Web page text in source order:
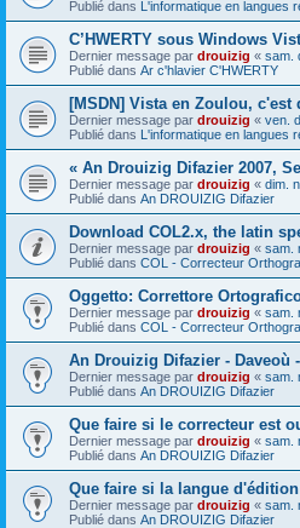
Publié dans L'informatique en langues
C’HWERTY sous Windows
Dernier message par drouizig « sam.
Publié dans Ar c'hlavier C'HWERTY
[MSDN] Vista en Zoulou, c'est
Dernier message par drouizig « ven.
Publié dans L'informatique en langues
« An Drouizig Difazier 2007,
Dernier message par drouizig « dim.
Publié dans An DROUIZIG Difazier
Download COL2.x, the latin
Dernier message par drouizig « sam.
Publié dans COL - Correcteur
Oggetto: Correttore
Dernier message par drouizig « sam.
Publié dans COL - Correcteur
An Drouizig Difazier - Daveoù
Dernier message par drouizig « sam.
Publié dans An DROUIZIG Difazier
Que faire si le correcteur est
Dernier message par drouizig « sam.
Publié dans An DROUIZIG Difazier
Que faire si la langue
Dernier message par drouizig « sam.
Publié dans An DROUIZIG Difazier